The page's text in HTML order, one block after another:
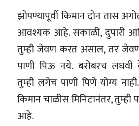
झोपण्यापूर्वी किमान दोन तास
आवश्यक आहे. सकाळी, दुपारी
तुम्ही जेवण करत असाल, तर
पाणी पिऊ नये. बरोबरच
तुम्ही लगेच पाणी पिणे योग्य
किमान चाळीस मिनिटानंतर,
आहे.